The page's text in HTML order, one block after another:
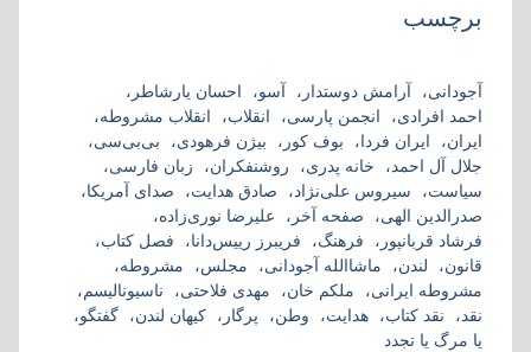
برچسب
آجودانی آرامش دوستدار آسو
احسان یارشاطر
احمد افرادی
انجمن پارسی انقلاب
انقلاب مشروطه
ایران
ایران فردا بوف کور بیژن فرهودی
بی‌بی‌سی
جلال آل احمد
خانه پدری روشنفکران
زبان فارسی
سیاست
سیروس علی‌نژاد صادق هدایت
صدای آمریکا
صدرالدین الهی
صفحه آخر
علیرضا نوری‌زاده
فرشاد قربانپور
فرهنگ فریبرز رییس‌دانا
فصل کتاب
قانون
لندن ماشاالله آجودانی مجلس
مشروطه
مشروطه ایرانی
ملکم خان مهدی فلاحتی
ناسیونالیسم
نقد
نقد کتاب هدایت وطن پرگار کیهان لندن
گفتگو
یا مرگ یا تجدد